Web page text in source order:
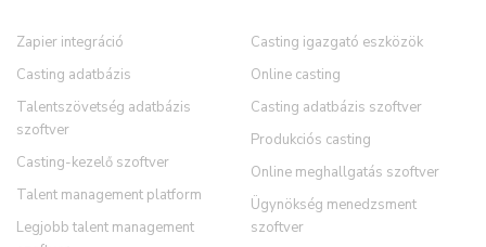
Zapier integráció
Casting adatbázis
Talentszövetség adatbázis
szoftver
Casting-kezelő szoftver
Talent management platform
Legjobb talent management
Casting igazgató eszközök
Online casting
Casting adatbázis szoftver
Produkciós casting
Online meghallgatás szoftver
Ügynökség menedzsment
szoftver